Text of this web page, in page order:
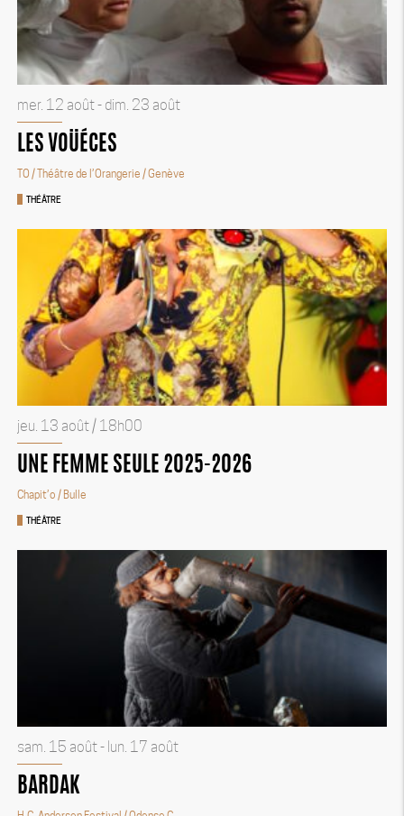
THÉÂTRE
mer. 12 août - dim. 23 août
LES VOÜÉCES
TO / Théâtre de l’Orangerie / Genève
THÉÂTRE
jeu. 13 août / 18h00
UNE FEMME SEULE 2025-2026
Chapit’o / Bulle
sam. 15 août - lun. 17 août
BARDAK